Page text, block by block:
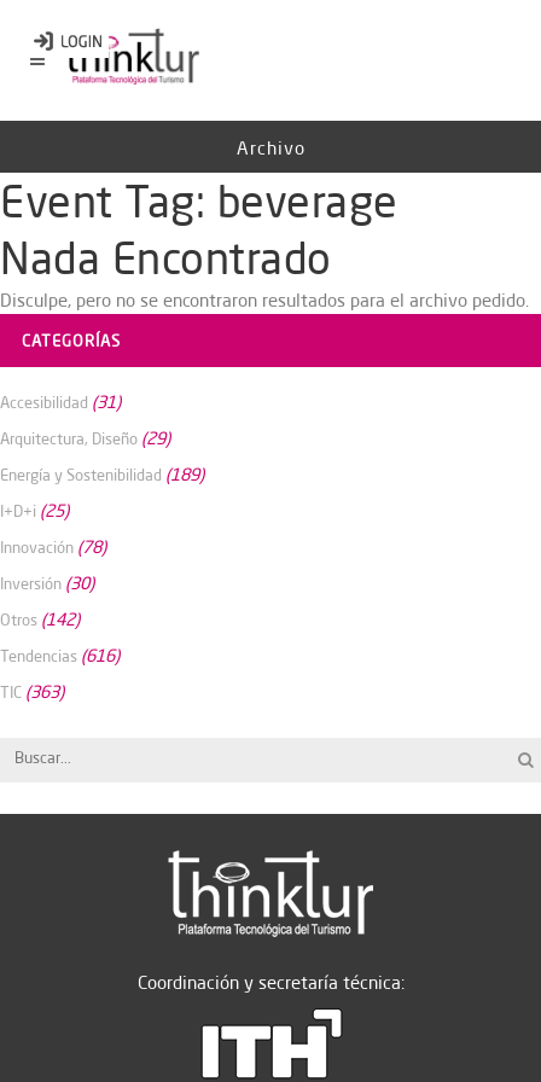
Archivo
Event Tag: beverage
Nada Encontrado
Disculpe, pero no se encontraron resultados para el archivo pedido.
CATEGORÍAS
Accesibilidad (31)
Arquitectura, Diseño (29)
Energía y Sostenibilidad (189)
I+D+i (25)
Innovación (78)
Inversión (30)
Otros (142)
Tendencias (616)
TIC (363)
Coordinación y secretaría técnica: